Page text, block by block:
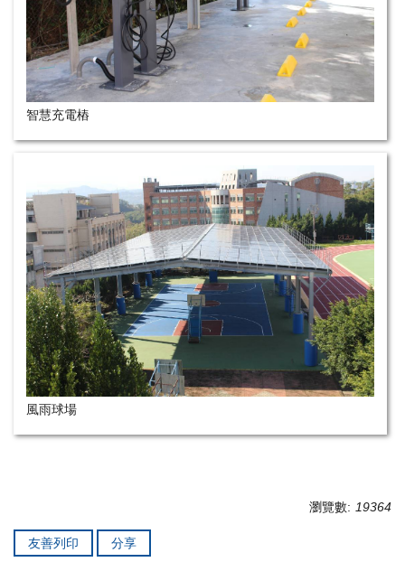
智慧充電樁
風雨球場
瀏覽數: 19364
友善列印 分享